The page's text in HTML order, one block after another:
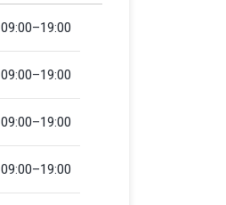
09:00–19:00
09:00–19:00
09:00–19:00
09:00–19:00